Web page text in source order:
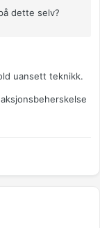
dette selv?
uansett teknikk.